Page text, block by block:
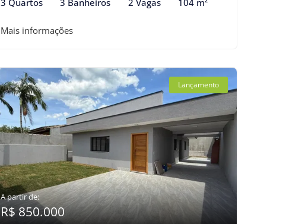
3 Quartos 3 Banheiros 2 Vagas 104 m²
Mais informações
Lançamento
A partir de:
R$ 850.000